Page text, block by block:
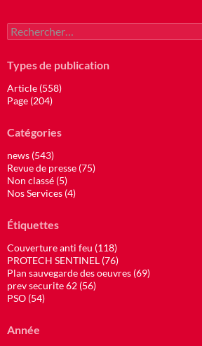
Rechercher :
Types de publication
Article (558)
Page (204)
Catégories
news (543)
Revue de presse (75)
Non classé (5)
Nos Services (4)
Étiquettes
Couverture anti feu (118)
PROTECH SENTINEL (76)
Plan sauvegarde des oeuvres (69)
prev securite 62 (56)
PSO (54)
Année